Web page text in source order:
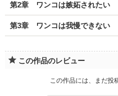
第2章 ワンコは嫉妬されたい
第3章 ワンコは我慢できない
この作品のレビュー
この作品には、まだ投